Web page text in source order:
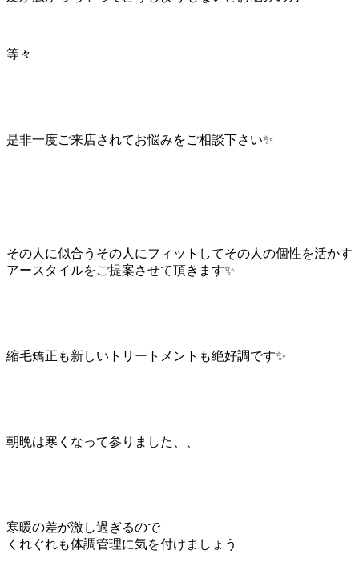
等々
是非一度ご来店されてお悩みをご相談下さい✨
その人に似合うその人にフィットしてその人の個性を活かす
アースタイルをご提案させて頂きます✨
縮毛矯正も新しいトリートメントも絶好調です✨
朝晩は寒くなって参りました、、
寒暖の差が激し過ぎるので
くれぐれも体調管理に気を付けましょう